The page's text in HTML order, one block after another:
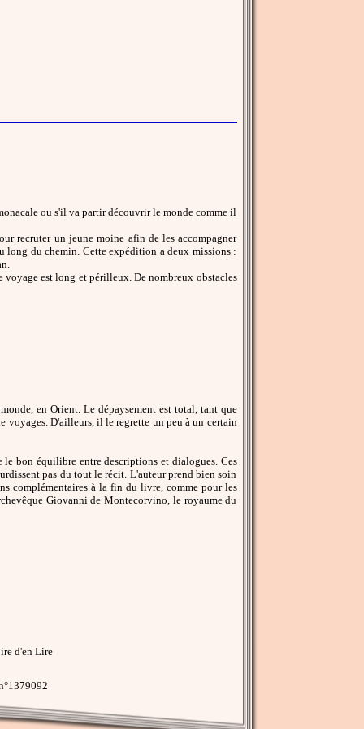
ou s'il va partir découvrir le monde comme il
recruter un jeune moine afin de les accompagner
long du chemin. Cette expédition a deux missions :
est long et périlleux. De nombreux obstacles
en Orient. Le dépaysement est total, tant que
D'ailleurs, il le regrette un peu à un certain
bon équilibre entre descriptions et dialogues. Ces
pas du tout le récit. L'auteur prend bien soin
complémentaires à la fin du livre, comme pour les
Giovanni de Montecorvino, le royaume du
d'en Lire